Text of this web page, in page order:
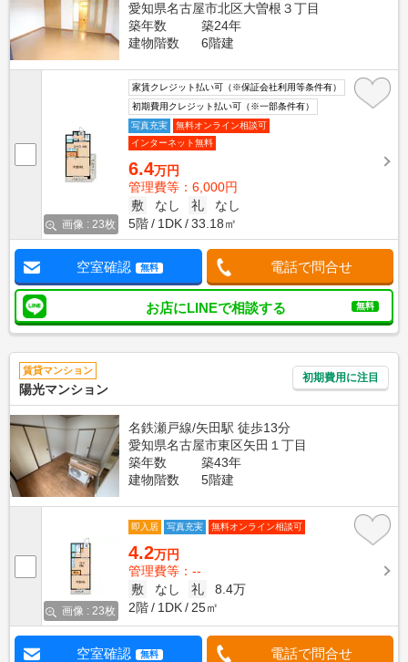
愛知県名古屋市北区大曽根３丁目
築年数
築24年
建物階数
6階建
画像 : 23枚
家賃クレジット払い可（※保証会社利用等条件有）
初期費用クレジット払い可（※一部条件有）
写真充実
無料オンライン相談可
インターネット無料
6.4万円
管理費等：6,000円
敷
なし 礼
なし
5階
1DK 33.18㎡
空室確認 無料 電話で問合せ
お店にLINEで相談する 無料
賃貸マンション
陽光マンション
初期費用に注目
名鉄瀬戸線/矢田駅 徒歩13分
愛知県名古屋市東区矢田１丁目
築年数
築43年
建物階数
5階建
画像 : 23枚
即入居 写真充実 無料オンライン相談可
4.2万円
管理費等：--
敷
なし 礼
8.4万
2階
1DK 25㎡
空室確認 無料 電話で問合せ